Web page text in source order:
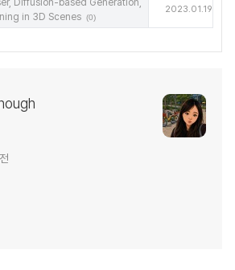
Diffusion-based Generation,
in 3D Scenes (0)
2023.01.19